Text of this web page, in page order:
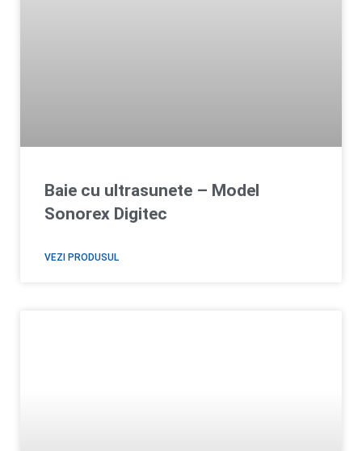
Baie cu ultrasunete – Model
Sonorex Digitec
VEZI PRODUSUL